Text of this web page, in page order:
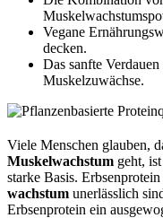
Vegane
decken.
Das sanfte
Muskelzuwächse.
Viele Menschen glauben,
Muskelwachstum geht,
starke Basis.
wachstum unerlässlich
Erbsenprotein ein